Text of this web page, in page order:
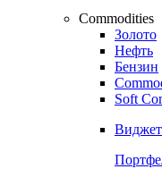
Виджет:
Карта
Commodities
Золото
Нефть
Бензин
Soft